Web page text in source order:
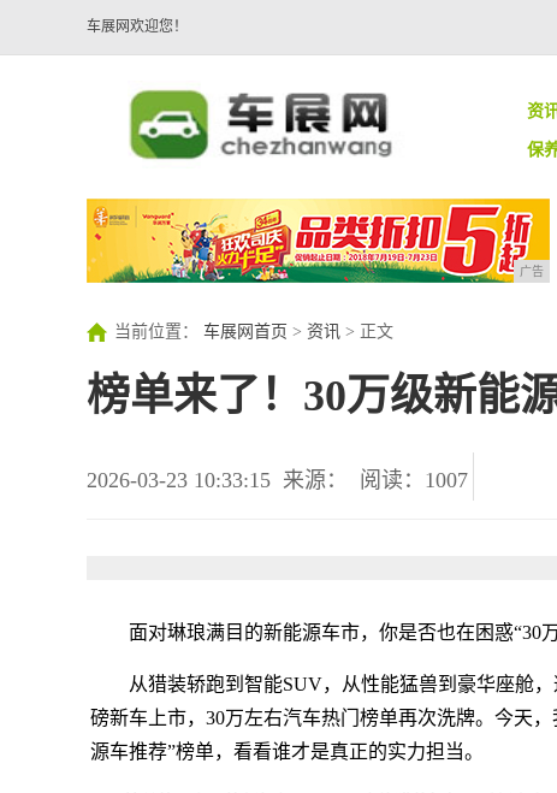
车展网欢迎您！
资
保
广告
当前位置： 车展网首页 > 资讯 > 正文
榜单来了！30万级新能
2026-03-23 10:33:15 来源： 阅读：1007
面对琳琅满目的新能源车市，你是否也在困惑“30
从猎装轿跑到智能SUV，从性能猛兽到豪华座舱
磅新车上市，30万左右汽车热门榜单再次洗牌。今天
源车推荐”榜单，看看谁才是真正的实力担当。